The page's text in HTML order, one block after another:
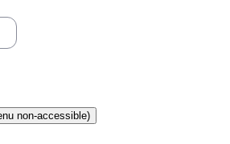
non-accessible)